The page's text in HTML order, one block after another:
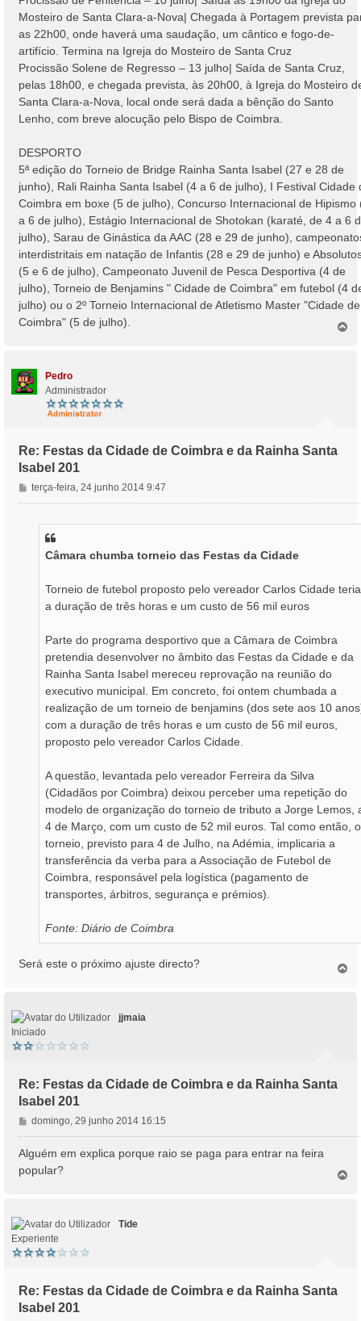
Mosteiro de Santa Clara-a-Nova| Chegada à Portagem prevista
as 22h00, onde haverá uma saudação, um cântico e fogo-de-
artifício. Termina na Igreja do Mosteiro de Santa Cruz
Procissão Solene de Regresso – 13 julho| Saída de Santa Cruz,
pelas 18h00, e chegada prevista, às 20h00, à Igreja do Mosteiro
Santa Clara-a-Nova, local onde será dada a bênção do Santo
Lenho, com breve alocução pelo Bispo de Coimbra.
DESPORTO
5ª edição do Torneio de Bridge Rainha Santa Isabel (27 e 28 de
junho), Rali Rainha Santa Isabel (4 a 6 de julho), I Festival Cidade
Coimbra em boxe (5 de julho), Concurso Internacional de Hipismo
a 6 de julho), Estágio Internacional de Shotokan (karaté, de 4 a 6
julho), Sarau de Ginástica da AAC (28 e 29 de junho),
interdistritais em natação de Infantis (28 e 29 de junho) e
(5 e 6 de julho), Campeonato Juvenil de Pesca Desportiva (4 de
julho), Torneio de Benjamins " Cidade de Coimbra" em futebol (4
julho) ou o 2º Torneio Internacional de Atletismo Master "Cidade de
Coimbra" (5 de julho).
Pedro
Administrador
Re: Festas da Cidade de Coimbra e da Rainha Santa
Isabel 201
M
e
terça-feira, 24 junho 2014 9:47
Câmara chumba torneio das Festas da Cidade
Torneio de futebol proposto pelo vereador Carlos Cidade teria
a duração de três horas e um custo de 56 mil euros
Parte do programa desportivo que a Câmara de Coimbra
pretendia desenvolver no âmbito das Festas da Cidade e da
Rainha Santa Isabel mereceu reprovação na reunião do
executivo municipal. Em concreto, foi ontem chumbada a
realização de um torneio de benjamins (dos sete aos 10
com a duração de três horas e um custo de 56 mil euros,
proposto pelo vereador Carlos Cidade.
A questão, levantada pelo vereador Ferreira da Silva
(Cidadãos por Coimbra) deixou perceber uma repetição do
modelo de organização do torneio de tributo a Jorge Lemos,
4 de Março, com um custo de 52 mil euros. Tal como então, o
torneio, previsto para 4 de Julho, na Adémia, implicaria a
transferência da verba para a Associação de Futebol de
Coimbra, responsável pela logística (pagamento de
transportes, árbitros, segurança e prémios).
Fonte: Diário de Coimbra
Será este o próximo ajuste directo?
jjmaia
Iniciado
Re: Festas da Cidade de Coimbra e da Rainha Santa
Isabel 201
M
e
n
s
a
m
domingo, 29 junho 2014 16:15
Alguém em explica porque raio se paga para entrar na feira
popular?
Tide
Experiente
Re: Festas da Cidade de Coimbra e da Rainha Santa
Isabel 201